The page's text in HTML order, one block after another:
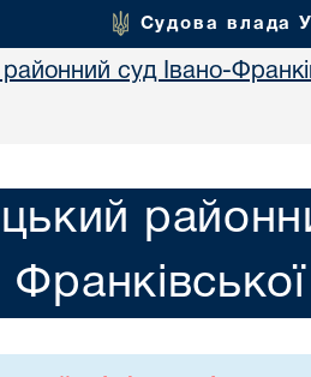
Судова влада
районний суд Івано-